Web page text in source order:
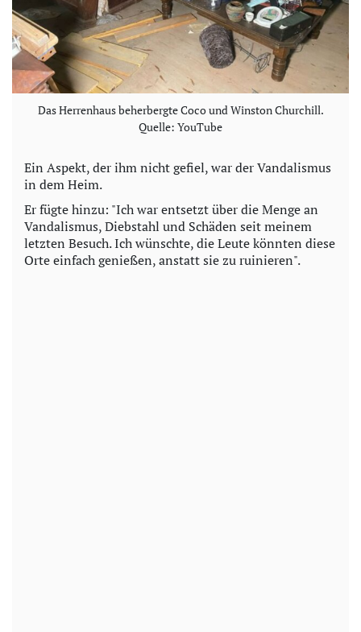
Das Herrenhaus beherbergte Coco und Winston Churchill.
Quelle: YouTube
Ein Aspekt, der ihm nicht gefiel, war der Vandalismus
in dem Heim.
Er fügte hinzu: "Ich war entsetzt über die Menge an
Vandalismus, Diebstahl und Schäden seit meinem
letzten Besuch. Ich wünschte, die Leute könnten diese
Orte einfach genießen, anstatt sie zu ruinieren".